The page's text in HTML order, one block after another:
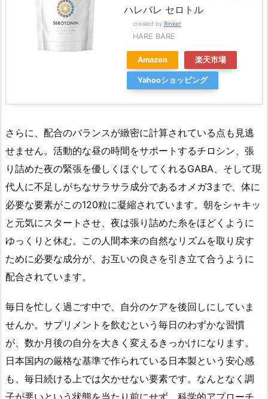
ハレバレ セロトル
created by Rinker
HARE BARE
Amazon 楽天市場
Yahooショッピング
さらに、配合のバランスが緻密に計算されている点も見逃
せません。活動的な昼の時間をサポートするチロシン、張
り詰めた夜の緊張を優しくほぐしてくれるGABA、そして現
代人に不足しがちなサラサラ成分であるオメガ3まで、体に
必要な要素がこの120粒に凝縮されています。朝をシャキッ
と元気にスタートさせ、夜は張り詰めた糸をほどくように
ゆっくりと休む。この人間本来の自然なリズムを取り戻す
ために必要な成分が、お互いの良さを引き立て合うように
配合されています。
毎日を忙しく過ごす中で、自分のケアを後回しにしていま
せんか。サプリメントを飲むという毎日のわずかな習慣
が、数か月後の自分を大きく変えるきっかけになります。
日本国内の厳格な基準で作られている日本製という安心感
も、毎日続ける上では欠かせない要素です。なんとなく調